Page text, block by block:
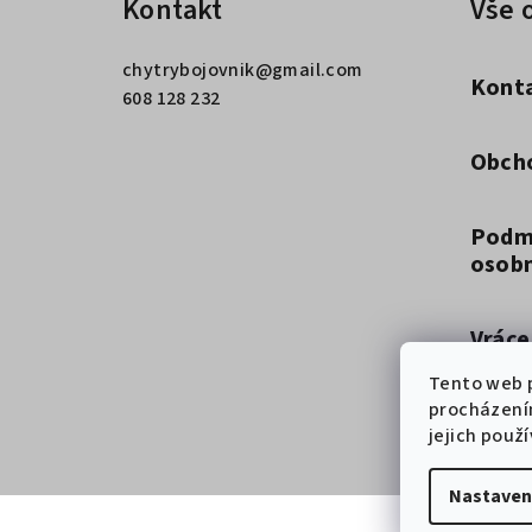
Tento web
jejich
Kontakt
chytrybojovnik@gmail.com
608 128 232
Vše